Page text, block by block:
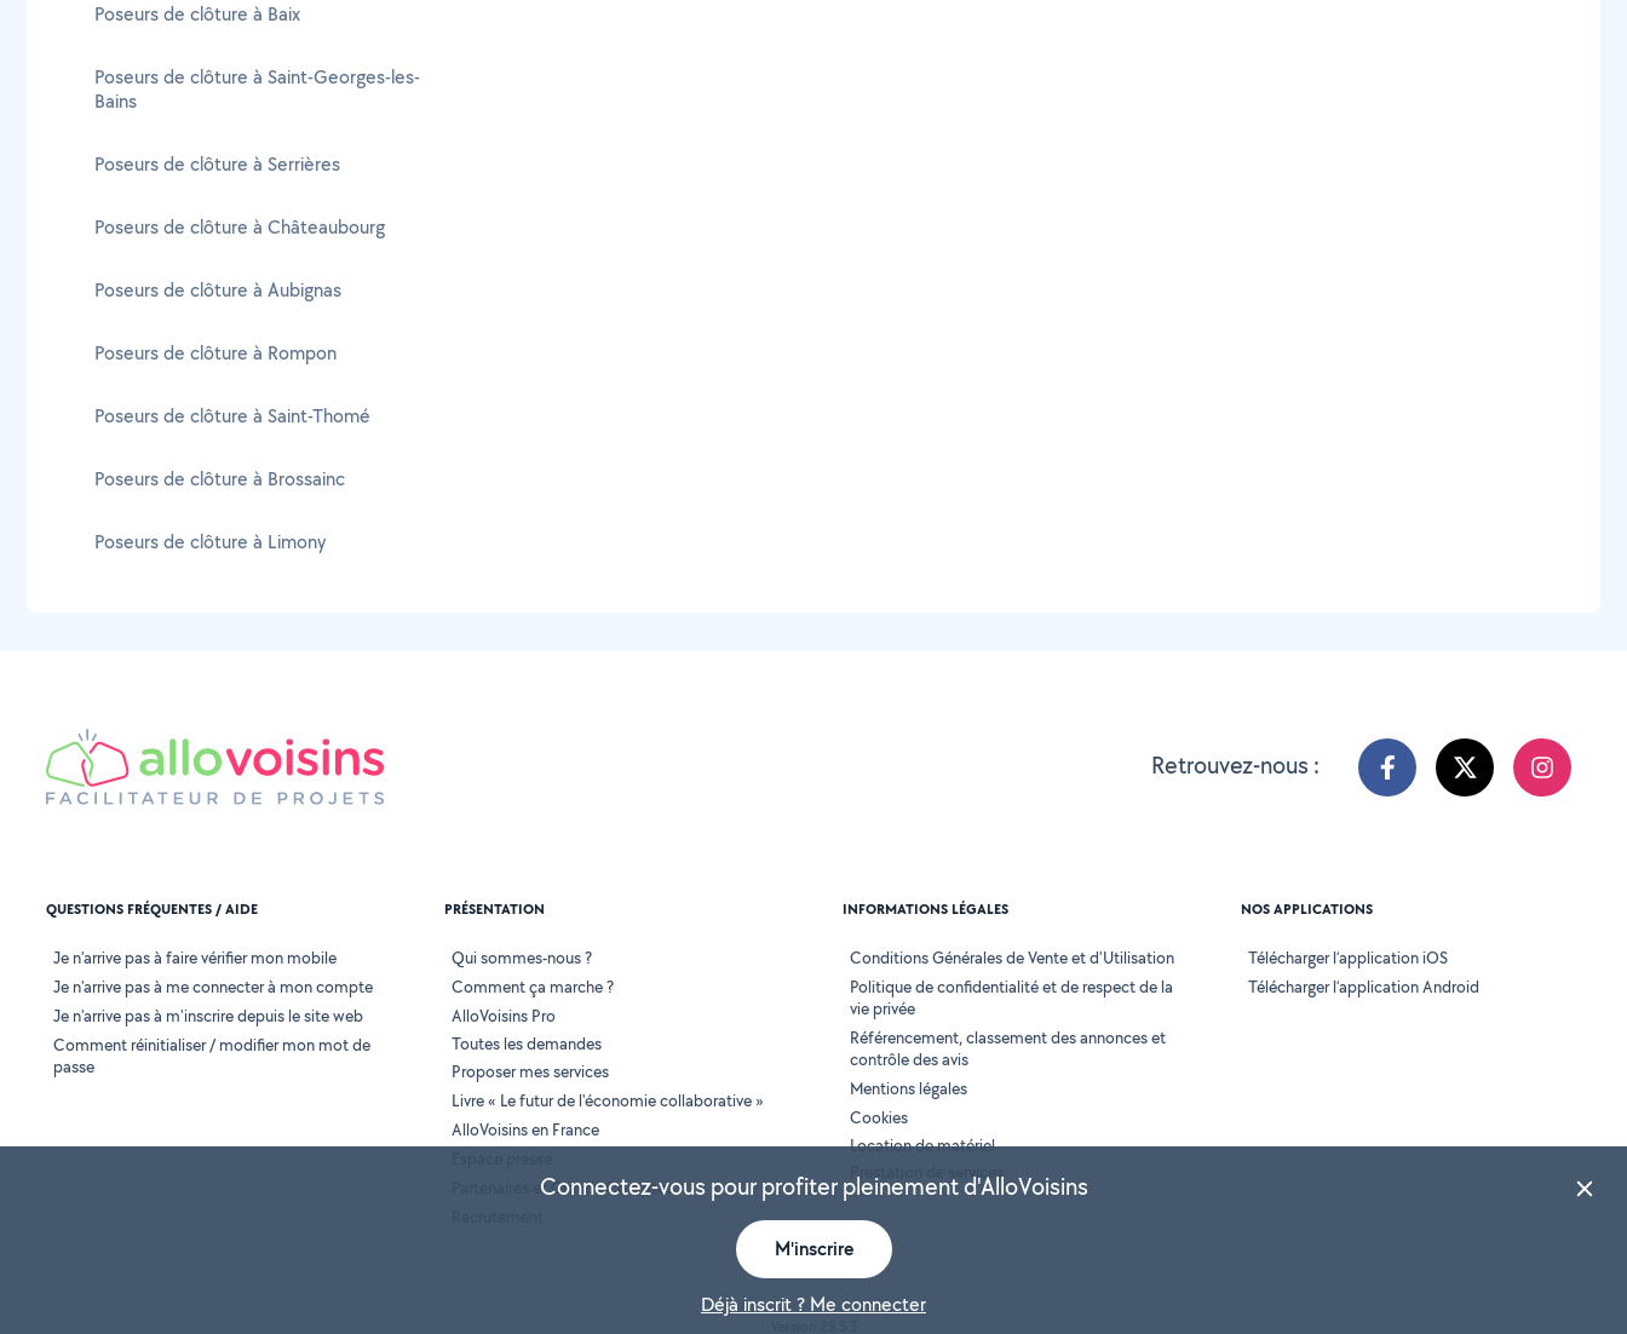
Poseurs de clôture à Baix
Poseurs de clôture à Saint-Georges-les-
Bains
Poseurs de clôture à Serrières
Poseurs de clôture à Châteaubourg
Poseurs de clôture à Aubignas
Poseurs de clôture à Rompon
Poseurs de clôture à Saint-Thomé
Poseurs de clôture à Brossainc
Poseurs de clôture à Limony
Retrouvez-nous :
QUESTIONS FRÉQUENTES / AIDE
Je n'arrive pas à faire vérifier mon mobile
Je n'arrive pas à me connecter à mon compte
Je n'arrive pas à m'inscrire depuis le site web
Comment réinitialiser / modifier mon mot de
passe
PRÉSENTATION
Qui sommes-nous ?
Comment ça marche ?
AlloVoisins Pro
Toutes les demandes
Proposer mes services
Livre « Le futur de l'économie collaborative »
AlloVoisins en France
Partenaires et Grands Comptes
INFORMATIONS LÉGALES
Conditions Générales de Vente et d'Utilisation
Politique de confidentialité et de respect de la
vie privée
Référencement, classement des annonces et
contrôle des avis
Mentions légales
Cookies
Location de matériel
Prestation de services
NOS APPLICATIONS
Télécharger l’application iOS
Télécharger l’application Android
Connectez-vous pour profiter pleinement d'AlloVoisins
M'inscrire
Déjà inscrit ? Me connecter